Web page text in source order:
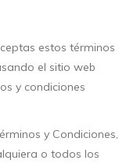
estos términos
el sitio web
y condiciones
y Condiciones,
o todos los